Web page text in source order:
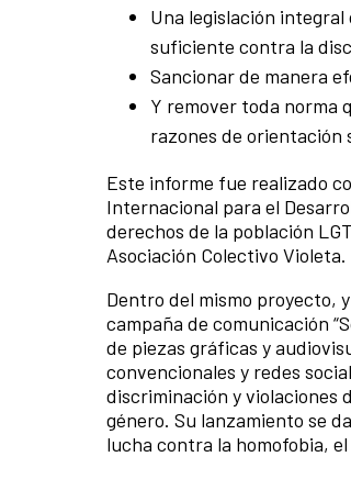
Una legislación
suficiente contra la
Sancionar de manera
Y remover toda norma
razones de orientación
Este informe fue realizado
Internacional para el
derechos de la población
Asociación Colectivo Violeta.
Dentro del mismo proyecto,
campaña de comunicación
de piezas gráficas y
convencionales y redes
discriminación y violaciones
género. Su lanzamiento se
lucha contra la homofobia, el